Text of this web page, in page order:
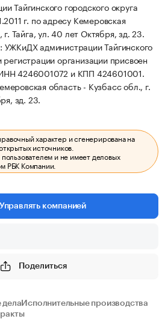
Тайгинского городского округа
г. по адресу Кемеровская
Тайга, ул. 40 лет Октября, зд. 23.
УЖКиДХ администрации Тайгинского
регистрации организации присвоен
4246001072 и КПП 424601001.
область - Кузбасс обл., г.
зд. 23.
характер и сгенерирована на
источников.
и не имеет деловых
РБК Компании.
Управлять компанией
Поделиться
Исполнительные производства